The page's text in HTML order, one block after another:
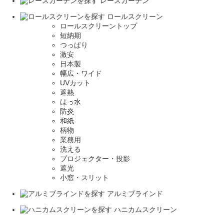
ロールスクリーン
ロールスクリーントップ
短納期
つっぱり
激安
日本製
幅広・ワイド
UVカット
遮熱
はっ水
防炎
和紙
柄物
業務用
洗える
プロジェクター・投影
遮光
小窓・スリット
アルミブラインド
ハニカムスクリーン